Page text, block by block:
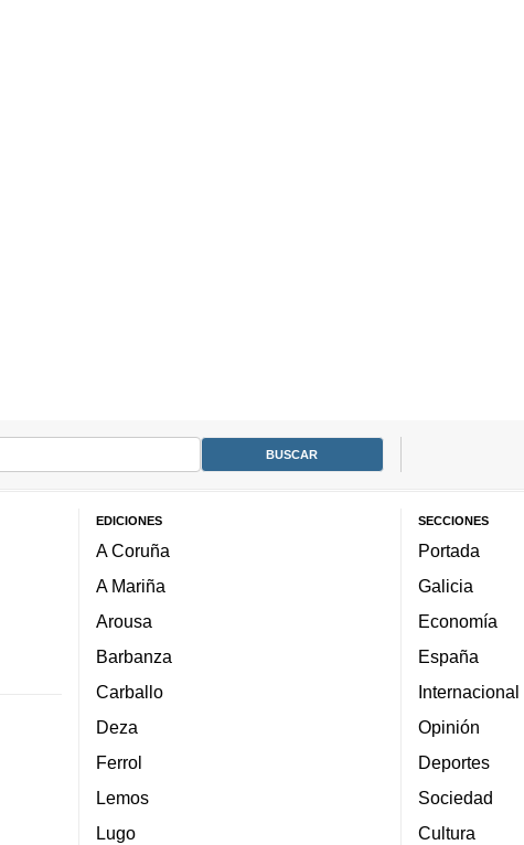
EDICIONES
A Coruña
A Mariña
Arousa
Barbanza
Carballo
Deza
Ferrol
Lemos
Lugo
SECCIONES
Portada
Galicia
Economía
España
Internacional
Opinión
Deportes
Sociedad
Cultura